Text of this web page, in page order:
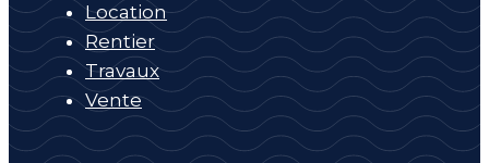
Location
Rentier
Travaux
Vente